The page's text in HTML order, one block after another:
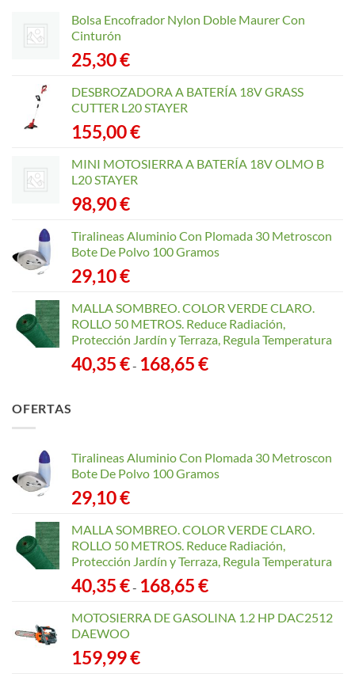
Bolsa Encofrador Nylon Doble Maurer Con
Cinturón
25,30€
DESBROZADORA A BATERÍA 18V GRASS
CUTTER L20 STAYER
155,00€
MINI MOTOSIERRA A BATERÍA 18V OLMO B
L20 STAYER
98,90€
Tiralineas Aluminio Con Plomada 30 Metroscon
Bote De Polvo 100 Gramos
29,10€
MALLA SOMBREO. COLOR VERDE CLARO.
ROLLO 50 METROS. Reduce Radiación,
Protección Jardín y Terraza, Regula Temperatura
40,35€- 168,65€Rango
168,65 €
OFERTAS
Tiralineas Aluminio Con Plomada 30 Metroscon
Bote De Polvo 100 Gramos
29,10€
MALLA SOMBREO. COLOR VERDE CLARO.
ROLLO 50 METROS. Reduce Radiación,
Protección Jardín y Terraza, Regula Temperatura
40,35€- 168,65€Rango
precios:
MOTOSIERRA DE GASOLINA 1.2 HP DAC2512
DAEWOO
159,99€